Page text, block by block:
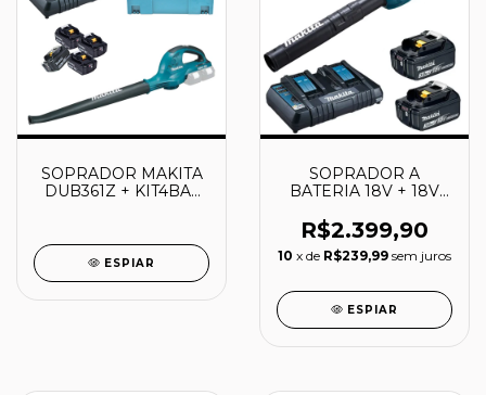
SOPRADOR MAKITA
DUB361Z + KIT4BAT
ESPIAR
SOPRADOR A
BATERIA 18V + 18V
MAKITA
R$2.399,90
10 x de R$239,99 sem juros
ESPIAR